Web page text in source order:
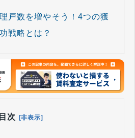
戸数を増やそう！4つの獲
戦略とは？
目次 [非表示]